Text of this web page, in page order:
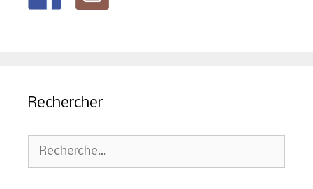
Rechercher
Rechercher :